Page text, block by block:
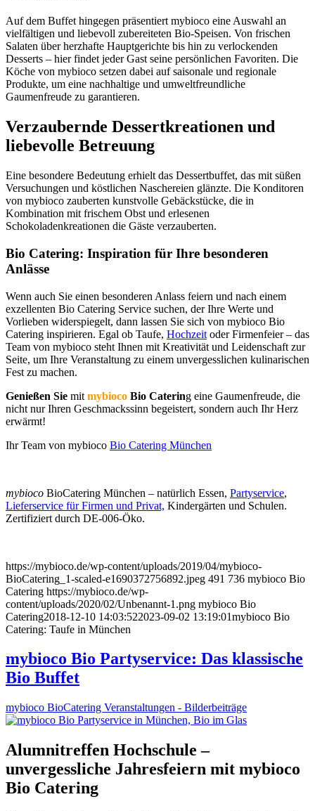
Auf dem Buffet hingegen präsentiert mybioco eine Auswahl an
vielfältigen und liebevoll zubereiteten Bio-Speisen. Von frischen
Salaten über herzhafte Hauptgerichte bis hin zu verlockenden
Desserts – hier findet jeder Gast seine persönlichen Favoriten. Die
Köche von mybioco setzen dabei auf saisonale und regionale
Produkte, um eine nachhaltige und umweltfreundliche
Gaumenfreude zu garantieren.
Verzaubernde Dessertkreationen und
liebevolle Betreuung
Eine besondere Bedeutung erhielt das Dessertbuffet, das mit süßen
Versuchungen und köstlichen Naschereien glänzte. Die Konditoren
von mybioco zauberten kunstvolle Gebäckstücke, die in
Kombination mit frischem Obst und erlesenen
Schokoladenkreationen die Gäste verzauberten.
Bio Catering: Inspiration für Ihre besonderen
Anlässe
Wenn auch Sie einen besonderen Anlass feiern und nach einem
exzellenten Bio Catering Service suchen, der Ihre Werte und
Vorlieben widerspiegelt, dann lassen Sie sich von mybioco Bio
Catering inspirieren. Egal ob Taufe, Hochzeit oder Firmenfeier – das
Team von mybioco steht Ihnen mit Kreativität und Leidenschaft zur
Seite, um Ihre Veranstaltung zu einem unvergesslichen kulinarischen
Fest zu machen.
Genießen Sie mit mybioco Bio Catering eine Gaumenfreude, die
nicht nur Ihren Geschmackssinn begeistert, sondern auch Ihr Herz
erwärmt!
Ihr Team von mybioco Bio Catering München
mybioco BioCatering München – natürlich Essen, Partyservice,
Lieferservice für Firmen und Privat, Kindergärten und Schulen.
Zertifiziert durch DE-006-Öko.
https://mybioco.de/wp-content/uploads/2019/04/mybioco-
BioCatering_1-scaled-e1690372756892.jpeg 491 736 mybioco Bio
Catering https://mybioco.de/wp-
content/uploads/2020/02/Unbenannt-1.png mybioco Bio
Catering2018-12-10 14:03:522023-09-02 13:19:01mybioco Bio
Catering: Taufe in München
mybioco Bio Partyservice: Das klassische
Bio Buffet
mybioco BioCatering Veranstaltungen - Bilderbeiträge
Alumnitreffen Hochschule –
unvergessliche Jahresfeiern mit mybioco
Bio Catering